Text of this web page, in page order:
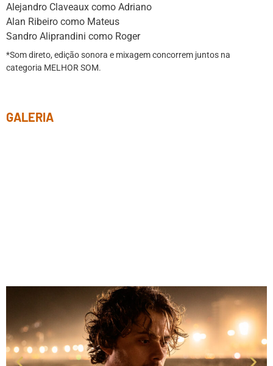
Alejandro Claveaux como Adriano
Alan Ribeiro como Mateus
Sandro Aliprandini como Roger
*Som direto, edição sonora e mixagem concorrem juntos na
categoria MELHOR SOM.
GALERIA